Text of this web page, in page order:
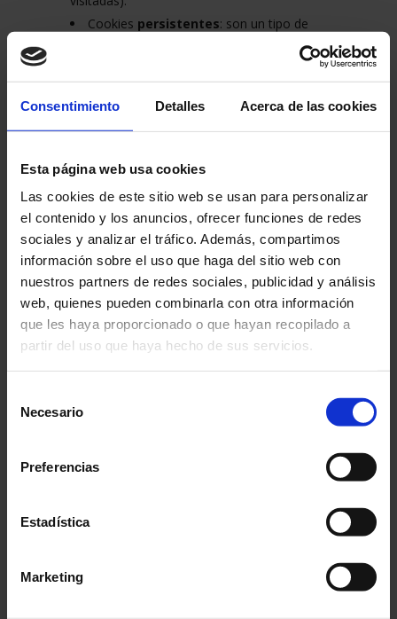
Consentimiento Detalles Acerca de las cookies
Esta página web usa cookies
Las cookies de este sitio web se usan para personalizar
el contenido y los anuncios, ofrecer funciones de redes
sociales y analizar el tráfico. Además, compartimos
información sobre el uso que haga del sitio web con
nuestros partners de redes sociales, publicidad y análisis
web, quienes pueden combinarla con otra información
que les haya proporcionado o que hayan recopilado a
partir del uso que haya hecho de sus servicios.
Necesario
Preferencias
Estadística
Marketing
Cookies persistentes: son un tipo de
y pueden ser
definido por el responsable de la cookie, y
Según su finalidad:
Cookiestécnicas : son aquéllas
quepermiten al usuario la navegación a
través de una página web, plataforma
o aplicación y la utilización de las
diferentes opciones o servicios que en
ella existancomo, por ejemplo, controlar
el tráfico y la comunicación de datos,
identificar la sesión, acceder a partes de
que integran un formulario, realizar el
inscripción o participación en un evento,
navegación, almacenar contenidos para la